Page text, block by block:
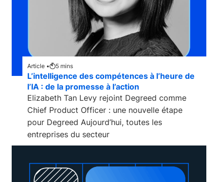
Article • 5 mins
L’intelligence des compétences à l’heure de
l’IA : de la promesse à l’action
Elizabeth Tan Levy rejoint Degreed comme
Chief Product Officer : une nouvelle étape
pour Degreed Aujourd’hui, toutes les
entreprises du secteur